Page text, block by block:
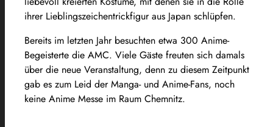
ihrer Lieblingszeichentrickfigur aus Japan schlüpfen.
Bereits im letzten Jahr besuchten etwa 300 Anime-
Begeisterte die AMC. Viele Gäste freuten sich damals
über die neue Veranstaltung, denn zu diesem Zeitpunkt
gab es zum Leid der Manga- und Anime-Fans, noch
keine Anime Messe im Raum Chemnitz.